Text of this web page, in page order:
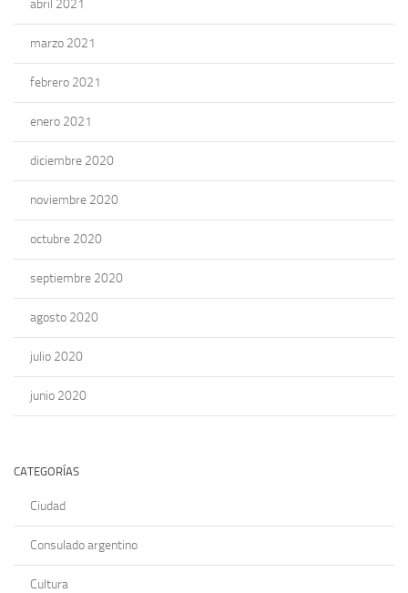
abril 2021
marzo 2021
febrero 2021
enero 2021
diciembre 2020
noviembre 2020
octubre 2020
septiembre 2020
agosto 2020
julio 2020
junio 2020
CATEGORÍAS
Ciudad
Consulado argentino
Cultura